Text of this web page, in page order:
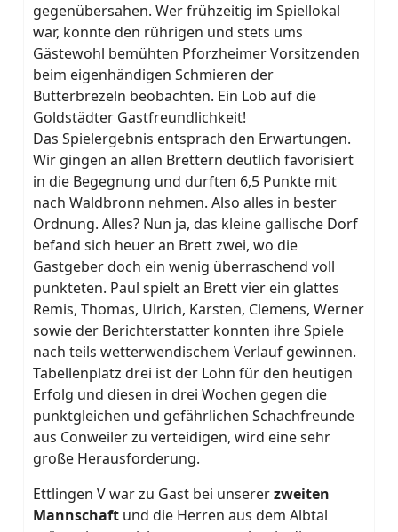
gegenübersahen. Wer frühzeitig im Spiellokal
war, konnte den rührigen und stets ums
Gästewohl bemühten Pforzheimer Vorsitzenden
beim eigenhändigen Schmieren der
Butterbrezeln beobachten. Ein Lob auf die
Goldstädter Gastfreundlichkeit!
Das Spielergebnis entsprach den Erwartungen.
Wir gingen an allen Brettern deutlich favorisiert
in die Begegnung und durften 6,5 Punkte mit
nach Waldbronn nehmen. Also alles in bester
Ordnung. Alles? Nun ja, das kleine gallische Dorf
befand sich heuer an Brett zwei, wo die
Gastgeber doch ein wenig überraschend voll
punkteten. Paul spielt an Brett vier ein glattes
Remis, Thomas, Ulrich, Karsten, Clemens, Werner
sowie der Berichterstatter konnten ihre Spiele
nach teils wetterwendischem Verlauf gewinnen.
Tabellenplatz drei ist der Lohn für den heutigen
Erfolg und diesen in drei Wochen gegen die
punktgleichen und gefährlichen Schachfreunde
aus Conweiler zu verteidigen, wird eine sehr
große Herausforderung.
Ettlingen V war zu Gast bei unsererzweiten
Mannschaft und die Herren aus dem Albtal